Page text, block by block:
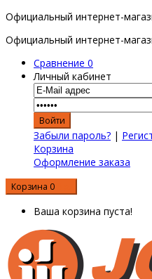
Официальный интернет-
Официальный интернет-
Сравнение 0
Личный кабинет
Забыли пароль? |
Корзина
Оформление заказа
Корзина 0
Ваша корзина пуста!